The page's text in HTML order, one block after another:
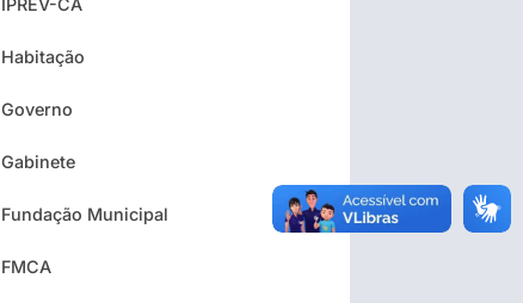
Habitação
Governo
Gabinete
Fundação Municipal
FMCA